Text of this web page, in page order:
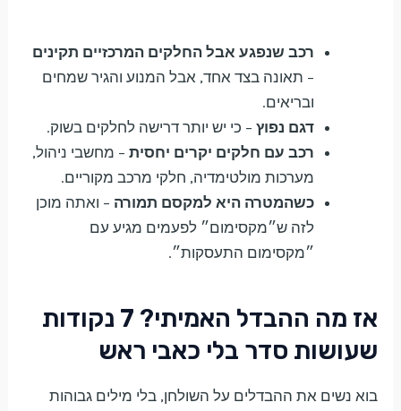
רכב שנפגע אבל החלקים המרכזיים תקינים
– תאונה בצד אחד, אבל המנוע והגיר שמחים
ובריאים.
דגם נפוץ – כי יש יותר דרישה לחלקים בשוק.
רכב עם חלקים יקרים יחסית – מחשבי ניהול,
מערכות מולטימדיה, חלקי מרכב מקוריים.
כשהמטרה היא למקסם תמורה – ואתה מוכן
לזה ש״מקסימום״ לפעמים מגיע עם
״מקסימום התעסקות״.
אז מה ההבדל האמיתי? 7 נקודות
שעושות סדר בלי כאבי ראש
בוא נשים את ההבדלים על השולחן, בלי מילים גבוהות